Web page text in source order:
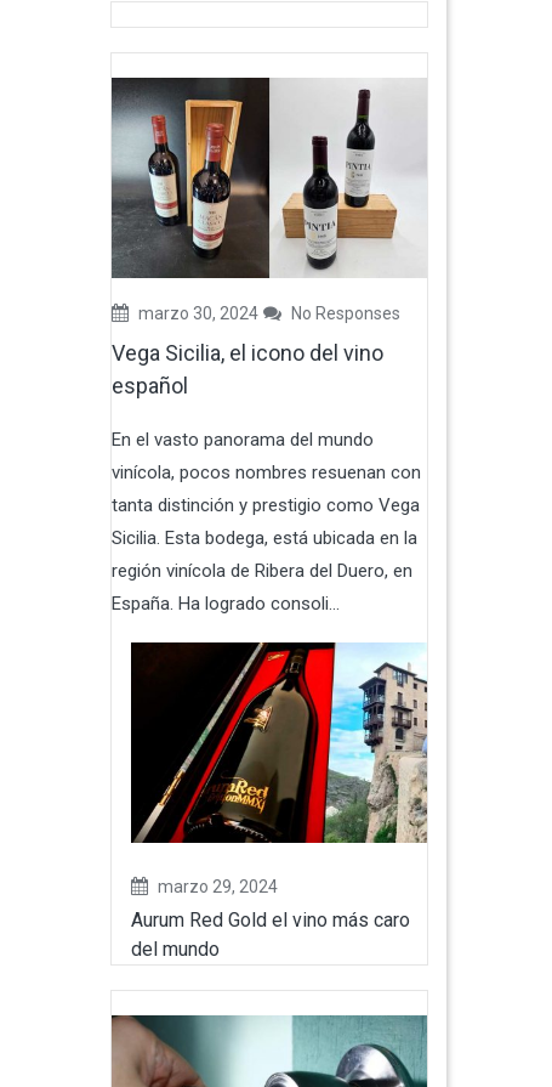
marzo 30, 2024 No Responses
Vega Sicilia, el icono del vino
español
En el vasto panorama del mundo
vinícola, pocos nombres resuenan con
tanta distinción y prestigio como Vega
Sicilia. Esta bodega, está ubicada en la
región vinícola de Ribera del Duero, en
España. Ha logrado consoli...
marzo 29, 2024
Aurum Red Gold el vino más caro
del mundo